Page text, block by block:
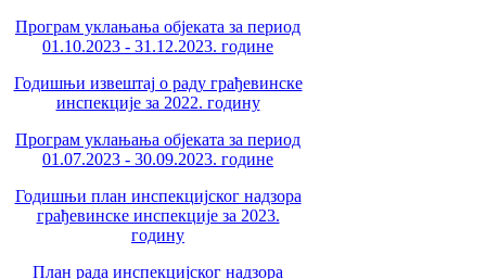
Програм уклањања објеката за период
01.10.2023 - 31.12.2023. године
Годишњи извештај о раду грађевинске
инспекције за 2022. годину
Програм уклањања објеката за период
01.07.2023 - 30.09.2023. године
Годишњи план инспекцијског надзора
грађевинске инспекције за 2023.
годину
План рада инспекцијског надзора